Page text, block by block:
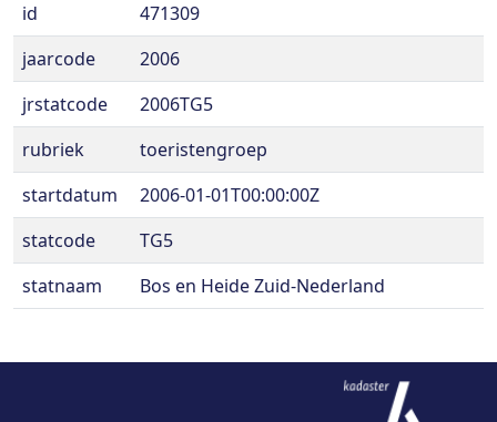
id
471309
jaarcode
2006
jrstatcode
2006TG5
rubriek
toeristengroep
startdatum
2006-01-01T00:00:00Z
statcode
TG5
statnaam
Bos en Heide Zuid-Nederland